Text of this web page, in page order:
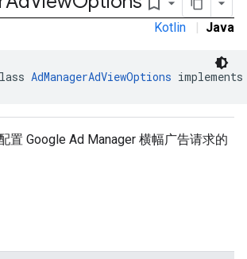
Kotlin | Java
AdManagerAdViewOptions
置 Google Ad Manager 横幅广告请求的